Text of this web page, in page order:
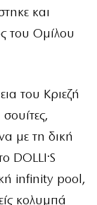
και
του Ομίλου
του Κριεζή
με τη δική
DOLLI·S
infinity pool,
κολυμπά